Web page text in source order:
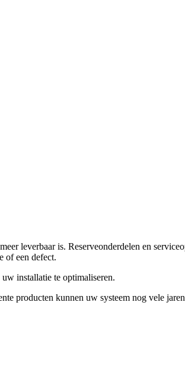
leverbaar is. Reserveonderdelen en
of een defect.
installatie te optimaliseren.
producten kunnen uw systeem nog vele